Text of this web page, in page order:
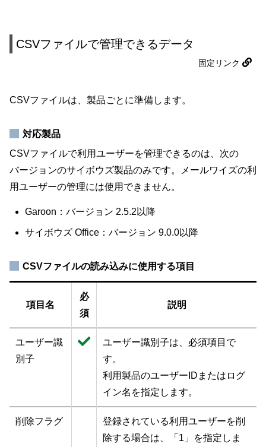
CSVファイルで管理できるデータ
固定リンク
CSVファイルは、製品ごとに準備します。
対応製品
CSVファイルで利用ユーザーを管理できるのは、次の
バージョンのサイボウズ製品のみです。メールワイズの利
用ユーザーの管理には使用できません。
Garoon：バージョン 2.5.2以降
サイボウズ Office：バージョン 9.0.0以降
CSVファイルの読み込みに使用する項目
項目名
必
須
説明
ユーザー識
別子
ユーザー識別子は、必須項目で
す。
利用製品のユーザーIDまたはログ
イン名を指定します。
削除フラグ
登録されている利用ユーザーを削
除する場合は、「1」を指定しま